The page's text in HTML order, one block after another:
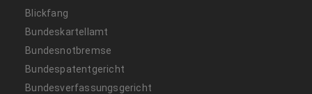
Blickfang
Bundeskartellamt
Bundesnotbremse
Bundespatentgericht
Bundesverfassungsgericht